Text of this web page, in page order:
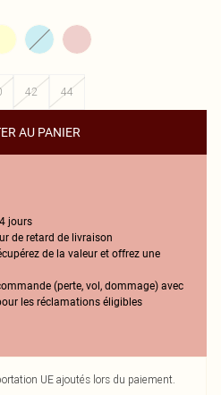
42 44
AU PANIER
jours
de retard de livraison
de la valeur et offrez une
(perte, vol, dommage) avec
les réclamations éligibles
UE ajoutés lors du paiement.